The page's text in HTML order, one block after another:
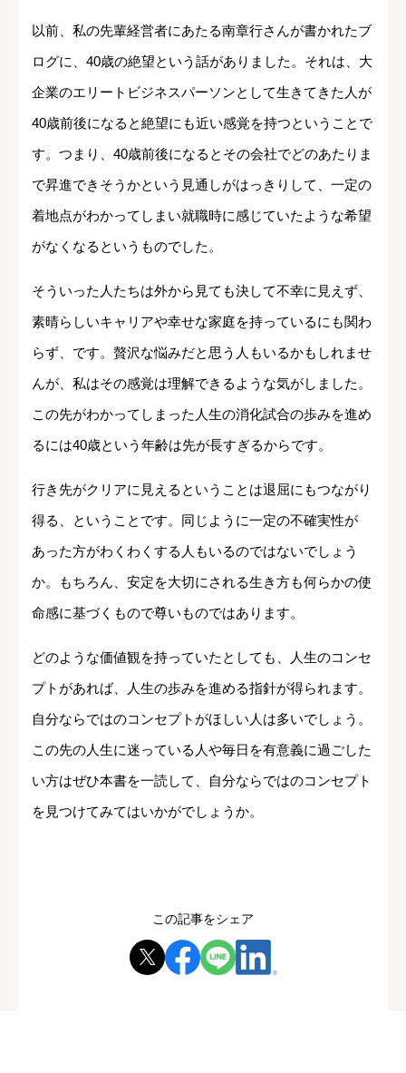
以前、私の先輩経営者にあたる南章行さんが書かれたブ
ログに、40歳の絶望という話がありました。それは、大
企業のエリートビジネスパーソンとして生きてきた人が
40歳前後になると絶望にも近い感覚を持つということで
す。つまり、40歳前後になるとその会社でどのあたりま
で昇進できそうかという見通しがはっきりして、一定の
着地点がわかってしまい就職時に感じていたような希望
がなくなるというものでした。
そういった人たちは外から見ても決して不幸に見えず、
素晴らしいキャリアや幸せな家庭を持っているにも関わ
らず、です。贅沢な悩みだと思う人もいるかもしれませ
んが、私はその感覚は理解できるような気がしました。
この先がわかってしまった人生の消化試合の歩みを進め
るには40歳という年齢は先が長すぎるからです。
行き先がクリアに見えるということは退屈にもつながり
得る、ということです。同じように一定の不確実性が
あった方がわくわくする人もいるのではないでしょう
か。もちろん、安定を大切にされる生き方も何らかの使
命感に基づくもので尊いものではあります。
どのような価値観を持っていたとしても、人生のコンセ
プトがあれば、人生の歩みを進める指針が得られます。
自分ならではのコンセプトがほしい人は多いでしょう。
この先の人生に迷っている人や毎日を有意義に過ごした
い方はぜひ本書を一読して、自分ならではのコンセプト
を見つけてみてはいかがでしょうか。
この記事をシェア